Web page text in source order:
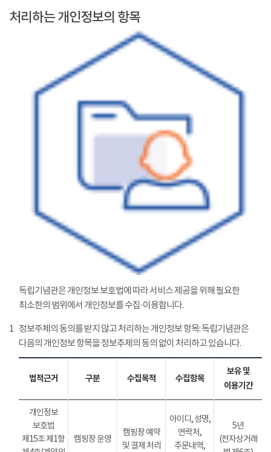
처리하는 개인정보의 항목
독립기념관은 개인정보 보호법에 따라 서비스 제공을 위해 필요한
최소한의 범위에서 개인정보를 수집·이용합니다.
1 정보주체의 동의를 받지 않고 처리하는 개인정보 항목: 독립기념관은
다음의 개인정보 항목을 정보추제의 동의 없이 처리하고 있습니다.
법적근거 구분 수집목적 수집항목
보유 및
이용기간
개인정보
보호법
제15조 제1항
캠핑장 운영
캠핑장 예약
및 결제 처리
아이디, 성명,
연락처,
주문내역,
5년
(전자상거래